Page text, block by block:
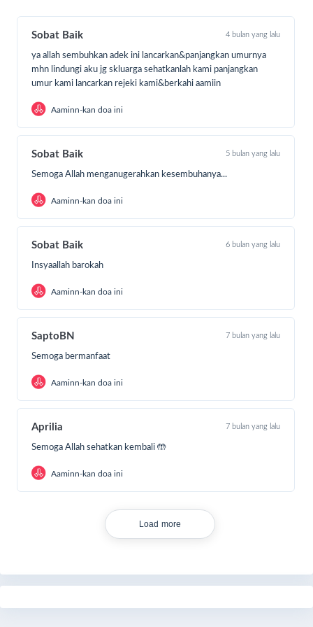
putri tercinta. Kini keluarga kecil ini tinggal menumpang,
berjuang dengan segala keterbatasan.
Pengambengan. Namun saat cuaca buruk, pekerjaan itu
sementara sang istri tak bisa bekerja karena harus menjaga
Sobat Baik 4 bulan yang lalu
ya allah sembuhkan adek ini lancarkan&panjangkan umurnya
mhn lindungi aku jg skluarga sehatkanlah kami panjangkan
umur kami lancarkan rejeki kami&berkahi aamiin
Aaminn-kan doa ini
Sobat Baik 5 bulan yang lalu
Semoga Allah menganugerahkan kesembuhanya...
Aaminn-kan doa ini
Sobat Baik 6 bulan yang lalu
Insyaallah barokah
Aaminn-kan doa ini
SaptoBN 7 bulan yang lalu
Semoga bermanfaat
Aaminn-kan doa ini
Aprilia 7 bulan yang lalu
Semoga Allah sehatkan kembali 🤲
Aaminn-kan doa ini
Load more